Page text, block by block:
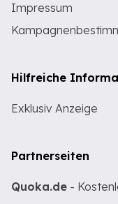
Impressum
Hilfreiche
Exklusiv Anzeige
Partnerseiten
Quoka.de -